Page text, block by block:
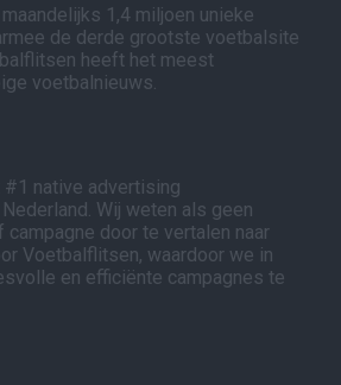
1,4 miljoen unieke
de derde grootste voetbalsite
heeft het meest
voetbalnieuws.
native advertising
Wij weten als geen
door te vertalen naar
Voetbalflitsen, waardoor we in
en efficiënte campagnes te